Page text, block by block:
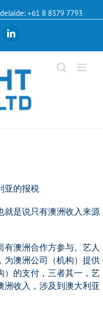
+61 8 8379 7793
Linkedin
亚的报税
就是说只有澳洲收入来源
澳洲合作方参与。艺人
为澳洲公司（机构）提供
）的支付，三者其一，艺
洲收入，涉及到澳大利亚